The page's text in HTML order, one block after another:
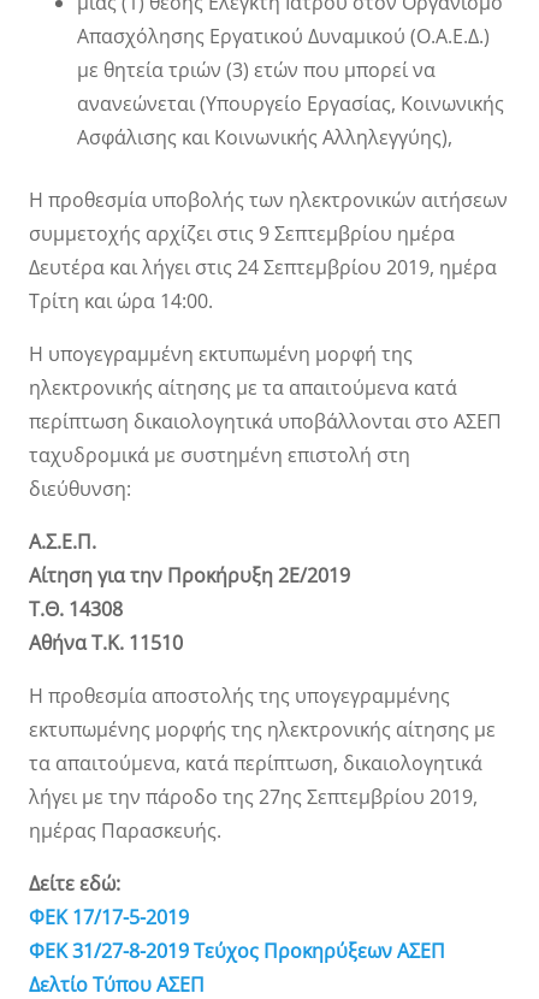
Απασχόλησης Εργατικού Δυναμικού (Ο.Α.Ε.Δ.)
με θητεία τριών (3) ετών που μπορεί να
ανανεώνεται (Υπουργείο Εργασίας, Κοινωνικής
Ασφάλισης και Κοινωνικής Αλληλεγγύης),
Η προθεσμία υποβολής των ηλεκτρονικών αιτήσεων
συμμετοχής αρχίζει στις 9 Σεπτεμβρίου ημέρα
Δευτέρα και λήγει στις 24 Σεπτεμβρίου 2019, ημέρα
Τρίτη και ώρα 14:00.
Η υπογεγραμμένη εκτυπωμένη μορφή της
ηλεκτρονικής αίτησης με τα απαιτούμενα κατά
περίπτωση δικαιολογητικά υποβάλλονται στο ΑΣΕΠ
ταχυδρομικά με συστημένη επιστολή στη
διεύθυνση:
Α.Σ.Ε.Π.
Αίτηση για την Προκήρυξη 2Ε/2019
Τ.Θ. 14308
Αθήνα Τ.Κ. 11510
Η προθεσμία αποστολής της υπογεγραμμένης
εκτυπωμένης μορφής της ηλεκτρονικής αίτησης με
τα απαιτούμενα, κατά περίπτωση, δικαιολογητικά
λήγει με την πάροδο της 27ης Σεπτεμβρίου 2019,
ημέρας Παρασκευής.
Δείτε εδώ:
ΦΕΚ 17/17-5-2019
ΦΕΚ 31/27-8-2019 Τεύχος Προκηρύξεων ΑΣΕΠ
Δελτίο Τύπου ΑΣΕΠ